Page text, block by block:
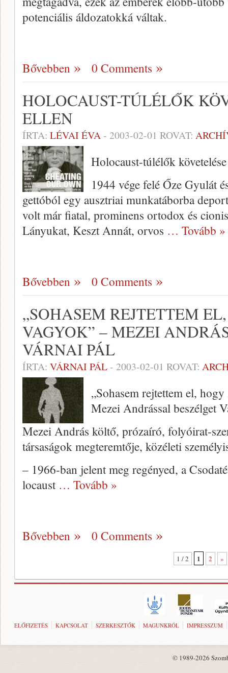
potenciális áldozatokká váltak.
Bővebben 0 Comments
HOLOCAUST-TÚLÉLŐK
ELLEN
ÍRTA: LÉVAI ÉVA- 2003-02-01 ROVAT:
Holocaust-túlélők
1944 vége felé Őze Gyulát
gettóból egy ausztriai munkatáborba
volt már fiatal, prominens ortodox és
Lányukat, Keszt Annát, orvos … Tovább »
Bővebben 0 Comments
„SOHASEM REJTETTEM
VAGYOK” – MEZEI
VÁRNAI PÁL
ÍRTA: VÁRNAI PÁL- 2003-02-01 ROVAT:
„Sohasem rejtettem el,
Mezei Andrással beszélget
Mezei András költő, prózaíró, folyóirat-
társaságok megteremtője, közéleti
– 1966-ban jelent meg regényed, a
locaust … Tovább »
Bővebben 0 Comments
1 / 2 1 2 »
ELŐFIZETÉS KAPCSOLAT SZERKESZTŐK MAGUNKRÓL IMPRESSZUM
© 1989-2026